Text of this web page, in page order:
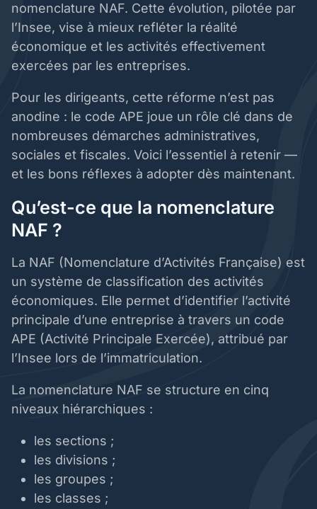
nomenclature NAF. Cette évolution, pilotée par
l’Insee, vise à mieux refléter la réalité
économique et les activités effectivement
exercées par les entreprises.
Pour les dirigeants, cette réforme n’est pas
anodine : le code APE joue un rôle clé dans de
nombreuses démarches administratives,
sociales et fiscales. Voici l’essentiel à retenir —
et les bons réflexes à adopter dès maintenant.
Qu’est-ce que la nomenclature
NAF ?
La NAF (Nomenclature d’Activités Française) est
un système de classification des activités
économiques. Elle permet d’identifier l’activité
principale d’une entreprise à travers un code
APE (Activité Principale Exercée), attribué par
l’Insee lors de l’immatriculation.
La nomenclature NAF se structure en cinq
niveaux hiérarchiques :
les sections ;
les divisions ;
les groupes ;
les classes ;